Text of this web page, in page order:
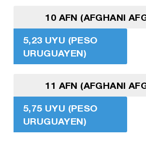
10 AFN (AFGHANI
5,23 UYU (PESO
URUGUAYEN)
11 AFN (AFGHANI
5,75 UYU (PESO
URUGUAYEN)